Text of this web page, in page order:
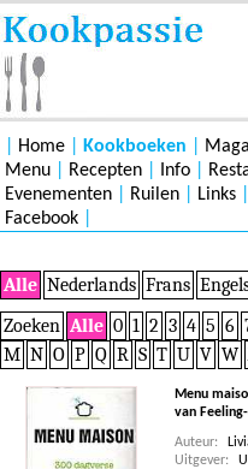
Home Kookboeken
Menu
Recepten Info
Evenementen
Ruilen Links
Facebook
Alle Nederlands Frans
Zoeken Alle 0 1 2 3 4 5 6
M N O P Q R S T U V W
Menu
van
Auteur:
Uitgever: